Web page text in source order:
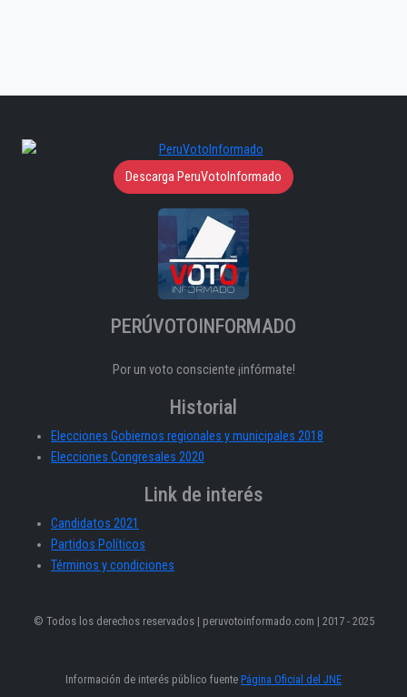
Descarga PeruVotoInformado
PERÚVOTOINFORMADO
Por un voto consciente ¡infórmate!
Historial
Elecciones Gobiernos regionales y municipales 2018
Elecciones Congresales 2020
Link de interés
Candidatos 2021
Partidos Políticos
Términos y condiciones
© Todos los derechos reservados | peruvotoinformado.com | 2017 - 2025
Información de interés público fuente Página Oficial del JNE